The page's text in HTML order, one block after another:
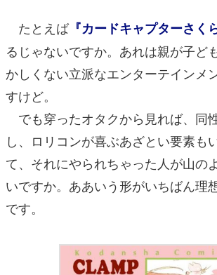
たとえば『カードキャプターさく
るじゃないですか。あれは親が子ど
かしくない立派なエンターテインメ
すけど。
でも穿ったオタクから見れば、同
し、ロリコンが喜ぶあざとい要素も
て、それにやられちゃった人が山の
いですか。ああいう形がいちばん理
です。